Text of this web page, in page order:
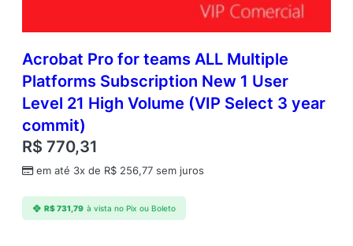
Acrobat Pro for teams ALL Multiple
Platforms Subscription New 1 User
Level 21 High Volume (VIP Select 3 year
commit)
R$ 770,31
em até 3x de R$ 256,77 sem juros
R$731,79 à vista no Pix ou Boleto